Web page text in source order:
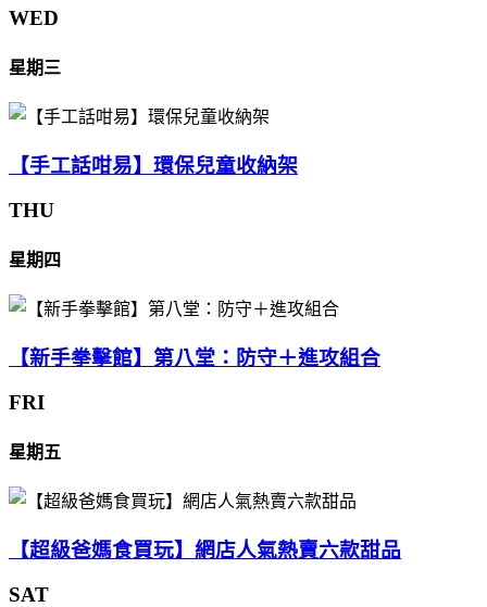
WED
星期三
【手工話咁易】環保兒童收納架
THU
星期四
【新手拳擊館】第八堂：防守＋進攻組合
FRI
星期五
【超級爸媽食買玩】網店人氣熱賣六款甜品
SAT